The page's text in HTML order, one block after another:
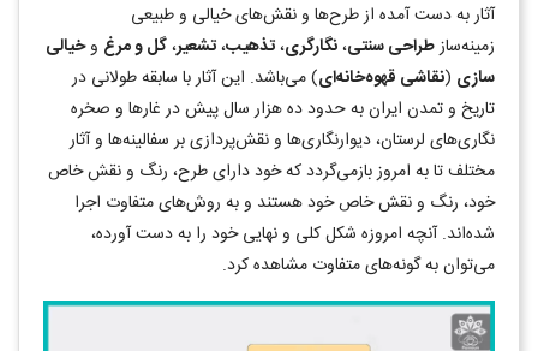
آثار به دست آمده از طرح‌ها و نقش‌های خيالی و طبيعی
زمینه‌سازطراحی سنتی،نگارگری،تذهيب،تشعير،گل و مرغ وخيالی
سازی (نقاشی قهوه‌خانه‌ای) می‌باشد. اين آثار با سابقه طولانی در
تاريخ و تمدن ايران به حدود ده هزار سال پيش در غارها و صخره
نگاری‌های لرستان، دیوارنگاری‌ها و نقش‌پردازی بر سفالینه‌ها و آثار
مختلف تا به امروز بازمی‌گردد که خود دارای طرح، رنگ و نقش خاص
خود، رنگ و نقش خاص خود هستند و به روش‌های متفاوت اجرا
شده‌اند. آنچه امروزه شکل کلی و نهایی خود را به دست آورده،
می‌توان به گونه‌های متفاوت مشاهده کرد.